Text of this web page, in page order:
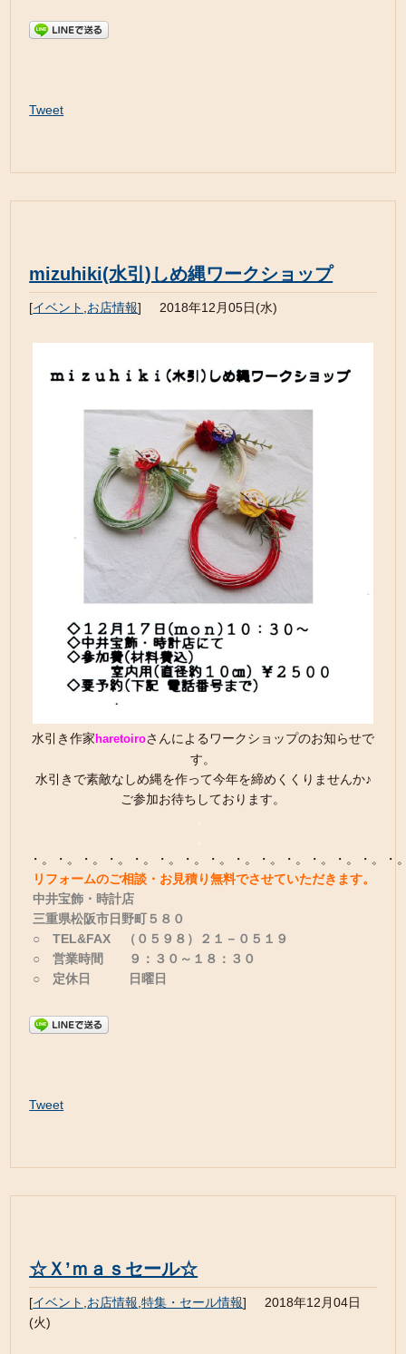
Tweet
mizuhiki(水引)しめ縄ワークショップ
[イベント ,お店情報] 2018年12月05日(水)
水引き作家 haretoiroさんによるワークショップのお知らせで
す。
水引きで素敵なしめ縄を作って今年を締めくくりませんか♪
ご参加お待ちしております。
・。・。・。・。・。・。・。・。・。・。・。・。・。・。・
リフォームのご相談・お見積り無料でさせていただきます。
中井宝飾・時計店
三重県松阪市日野町５８０
○ TEL&FAX （０５９８）２１－０５１９
○ 営業時間 ９：３０～１８：３０
○ 定休日 日曜日
Tweet
☆Ｘ’ｍａｓセール☆
[イベント ,お店情報,特集・セール情報]
2018年12月04日
(火)